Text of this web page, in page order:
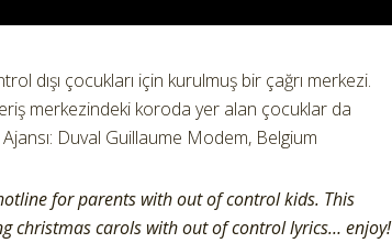
dışı çocukları için kurulmuş bir çağrı merkezi.
merkezindeki koroda yer alan çocuklar da
Ajansı: Duval Guillaume Modem, Belgium
for parents with out of control kids. This
christmas carols with out of control lyrics… enjoy!